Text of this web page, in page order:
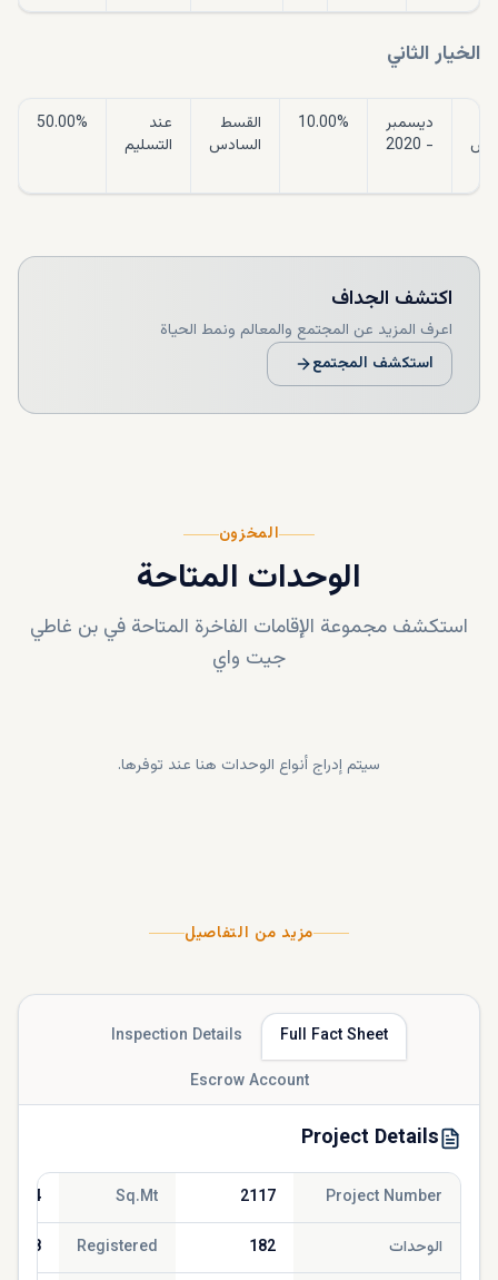
الخيار الثاني
ديسمبر
- 2020
10.00%
القسط
السادس
عند
التسليم
50.00%
اكتشف الجداف
اعرف المزيد عن المجتمع والمعالم ونمط الحياة
استكشف المجتمع
المخزون
الوحدات المتاحة
استكشف مجموعة الإقامات الفاخرة المتاحة في بن غاطي
جيت واي
سيتم إدراج أنواع الوحدات هنا عند توفرها.
مزيد من التفاصيل
Full Fact Sheet
Inspection Details
Escrow Account
Project Details
Project Number
2117
Sq.Mt
الوحدات 182
Registered